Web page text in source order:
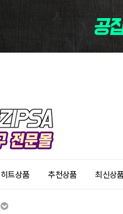
히트상품 추천상품 최신상